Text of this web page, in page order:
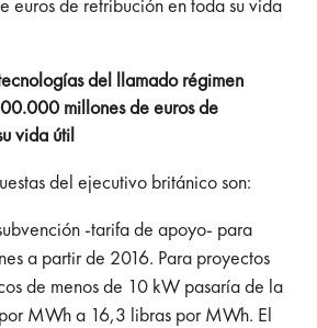
del llamado régimen
millones de euros de
vida útil
del ejecutivo británico son:
-tarifa de apoyo- para
a partir de 2016. Para proyectos
de menos de 10 kW pasaría de la
MWh a 16,3 libras por MWh. El